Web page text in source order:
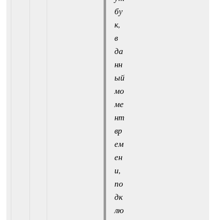
бу
к,
в
да
нн
ый
мо
ме
нт
вр
ем
ен
и,
по
дк
лю